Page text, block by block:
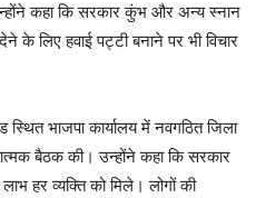
कहा कि सरकार कुंभ और अन्य स्नान
के लिए हवाई पट्टी बनाने पर भी विचार
भाजपा कार्यालय में नवगठित जिला
बैठक की। उन्होंने कहा कि सरकार
हर व्यक्ति को मिले। लोगों की